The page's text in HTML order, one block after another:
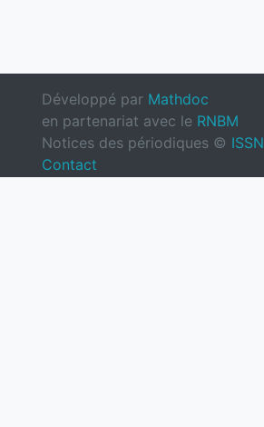
Développé par Mathdoc
en partenariat avec le RNBM
Notices des périodiques © ISSN
Contact